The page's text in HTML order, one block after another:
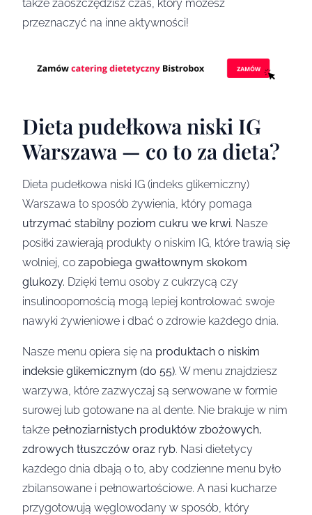
także zaoszczędzisz czas, który możesz
przeznaczyć na inne aktywności!
Dieta pudełkowa niski IG
Warszawa — co to za dieta?
Dieta pudełkowa niski IG (indeks glikemiczny)
Warszawa to sposób żywienia, który pomaga
utrzymać stabilny poziom cukru we krwi. Nasze
posiłki zawierają produkty o niskim IG, które trawią się
wolniej, co zapobiega gwałtownym skokom
glukozy. Dzięki temu osoby z cukrzycą czy
insulinoopornością mogą lepiej kontrolować swoje
nawyki żywieniowe i dbać o zdrowie każdego dnia.
Nasze menu opiera się na produktach o niskim
indeksie glikemicznym (do 55). W menu znajdziesz
warzywa, które zazwyczaj są serwowane w formie
surowej lub gotowane na al dente. Nie brakuje w nim
także pełnoziarnistych produktów zbożowych,
zdrowych tłuszczów oraz ryb. Nasi dietetycy
każdego dnia dbają o to, aby codzienne menu było
zbilansowane i pełnowartościowe. A nasi kucharze
przygotowują węglowodany w sposób, który